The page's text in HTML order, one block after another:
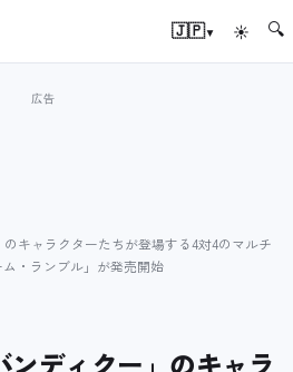
🇯🇵▾ ☀ 🔍
のキャラクターたちが登場する4対4のマルチ
・ランブル」が発売開始
ンディクー」のキャラ